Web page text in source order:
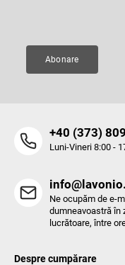
Abonare
‭+40 (373)
Luni-Vineri 8:00 -
Ne ocupăm de e-
dumneavoastră în
lucrătoare, între
Despre cumpărare